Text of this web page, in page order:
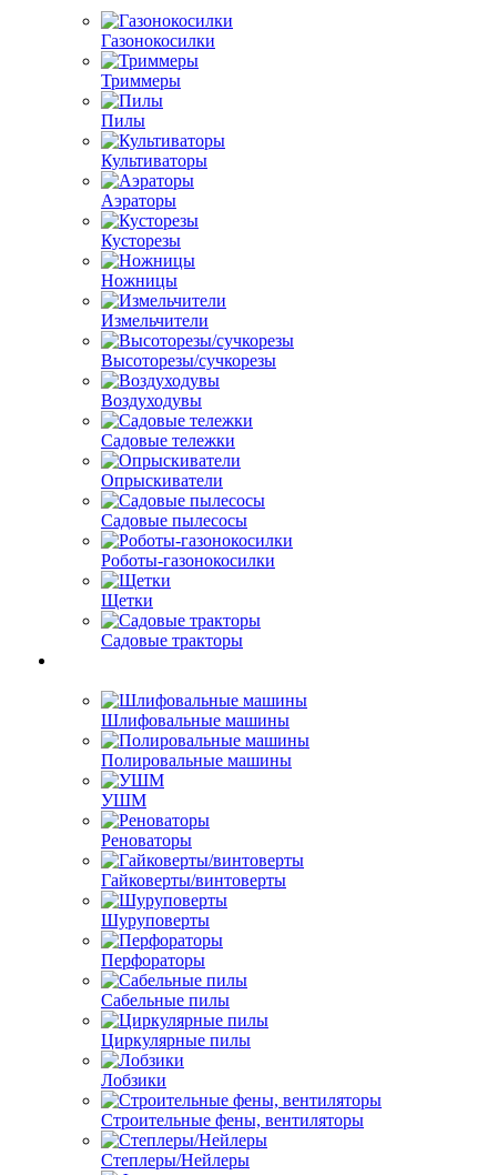
Газонокосилки
Триммеры
Пилы
Культиваторы
Аэраторы
Кусторезы
Ножницы
Измельчители
Высоторезы/сучкорезы
Воздуходувы
Садовые тележки
Опрыскиватели
Садовые пылесосы
Роботы-газонокосилки
Щетки
Садовые тракторы
Шлифовальные машины
Полировальные машины
УШМ
Реноваторы
Гайковерты/винтоверты
Шуруповерты
Перфораторы
Сабельные пилы
Циркулярные пилы
Лобзики
Строительные фены, вентиляторы
Степлеры/Нейлеры